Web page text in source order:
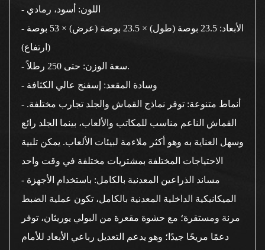
يوفر الحامل ثلاثي القوائم السميك ذو الخمس نجوم والقاعدة
- اللون: أسود، رمادي
- الأبعاد: 23.5 بوصة (طول) × 23.5 بوصة (عرض) × 53 بوصة
(ارتفاع)
- سعة الوزن: حتى 250 رطلاً.
- وسادة المقعد: إسفنج عالي الكثافة
- أنماط متنوعة: توفر نماذج القماش والجلد تجارب مختلفة.
القماش الناعم مناسب للمكاتب والألعاب، بينما الجلد رائع
وسهل العناية به وهو أكثر ملاءمة لبيئات الألعاب. يمكن تلبية
الاحتياجات المختلفة بمشتريات مختلفة في وقت واحد
- مساند الذراعين المعدنية بالكامل: باستخدام الأجهزة
الميكانيكية الداخلية المعدنية بالكامل، تكون عملية الضبط
مرنة ومستقرة؛ مع حشوة مقعرة من البولي يوريثان، توفر
دعمًا مريحًا جيدًا؛ وهو يدعم التعديل رباعي الأبعاد للأمام